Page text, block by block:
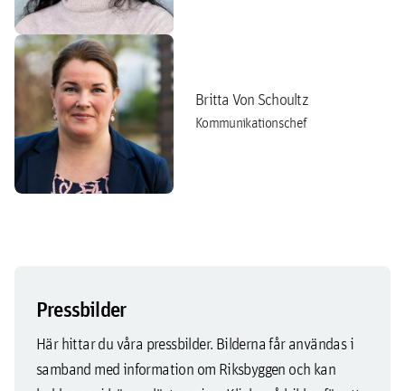
Britta Von Schoultz
Kommunikationschef
Pressbilder
Här hittar du våra pressbilder. Bilderna får användas i
samband med information om Riksbyggen och kan